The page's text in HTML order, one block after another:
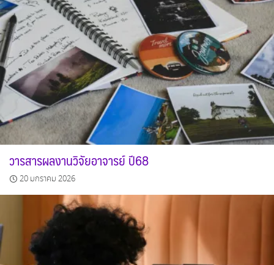
วารสารผลงานวิจัยอาจารย์ ปี68
20 มกราคม 2026